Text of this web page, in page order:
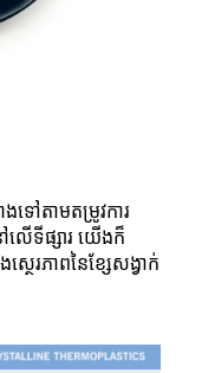
ទៅតាមតម្រូវការ
ើទីផ្សារ យើងក៏
េរភាពនៃខ្សែសង្វាក់